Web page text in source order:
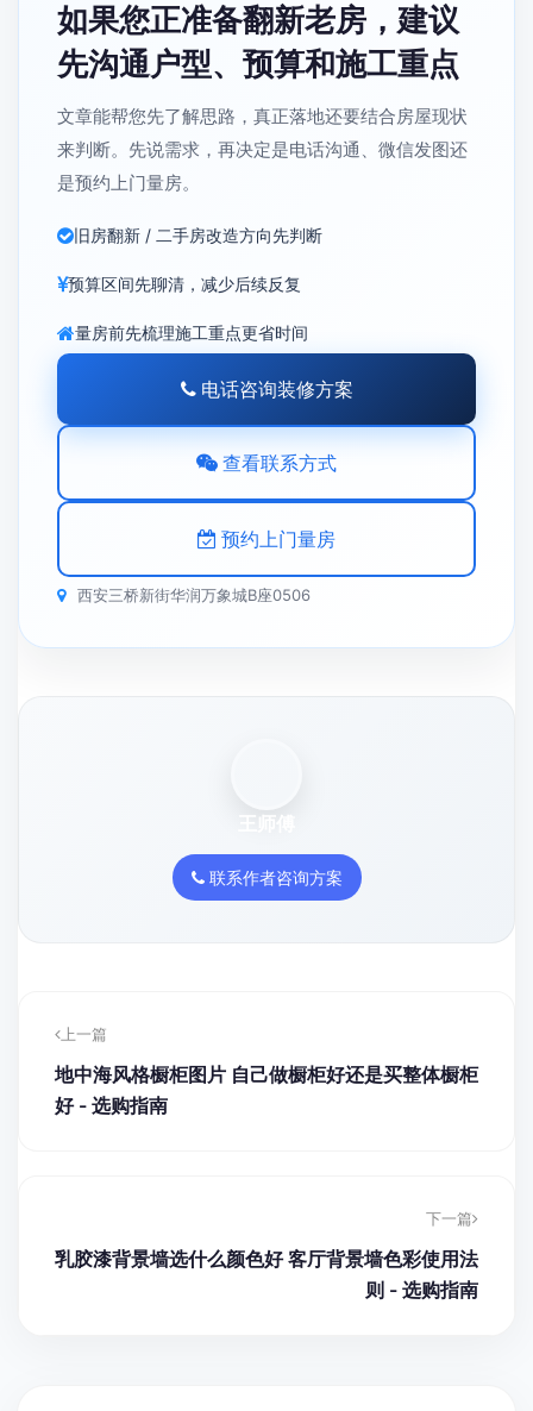
如果您正准备翻新老房，建议
先沟通户型、预算和施工重点
文章能帮您先了解思路，真正落地还要结合房屋现状
来判断。先说需求，再决定是电话沟通、微信发图还
是预约上门量房。
旧房翻新 / 二手房改造方向先判断
预算区间先聊清，减少后续反复
量房前先梳理施工重点更省时间
电话咨询装修方案
查看联系方式
预约上门量房
西安三桥新街华润万象城B座0506
王师傅
联系作者咨询方案
上一篇
地中海风格橱柜图片 自己做橱柜好还是买整体橱柜
好 - 选购指南
下一篇
乳胶漆背景墙选什么颜色好 客厅背景墙色彩使用法
则 - 选购指南